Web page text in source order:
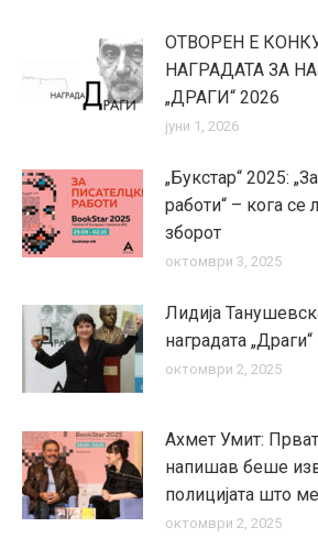
ОТВОРЕН Е
НАГРАДАТА ЗА
„ДРАГИ“ 2026
јуни 1, 2026
„Букстар“ 2025:
работи“ – кога се
зборот
октомври 3, 2025
Лидија
наградата „Драги“
октомври 2, 2025
Ахмет Умит:
напишав беше
полицијата што
октомври 2, 2025